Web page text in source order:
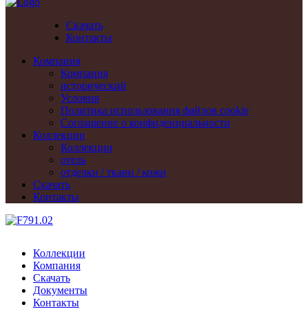
Скачать
Контакты
Компания
Компания
исторический
Условия
Политика использования файлов cookie
Cоглашение о конфиденциальности
Коллекции
Коллекции
отель
отделки / ткани / кожи
Скачать
Контакты
Коллекции
Компания
Скачать
Документы
Контакты